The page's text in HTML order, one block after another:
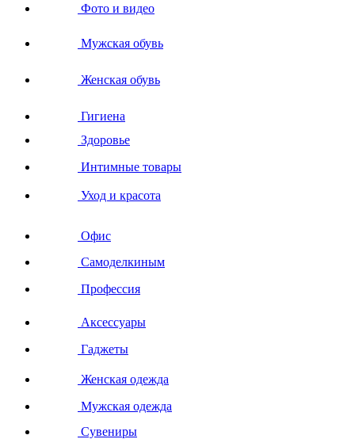
Фото и видео
Мужская обувь
Женская обувь
Гигиена
Здоровье
Интимные товары
Уход и красота
Офис
Самоделкиным
Профессия
Аксессуары
Гаджеты
Женская одежда
Мужская одежда
Сувениры